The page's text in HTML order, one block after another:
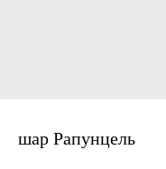
шар Рапунцель